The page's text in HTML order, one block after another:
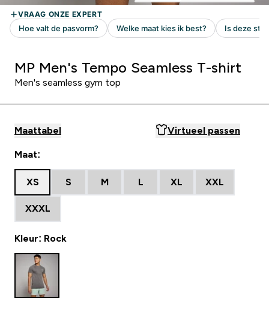
MP Men's Tempo Seamless T-shirt
Men's seamless gym top
Maattabel Virtueel passen
Maat:
XS S M L XL XXL
XXXL
Kleur: Rock